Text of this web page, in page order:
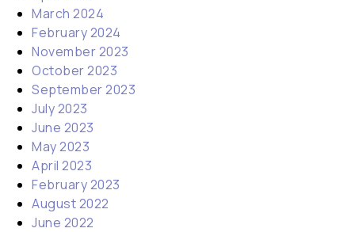
March 2024
February 2024
November 2023
October 2023
September 2023
July 2023
June 2023
May 2023
April 2023
February 2023
August 2022
June 2022